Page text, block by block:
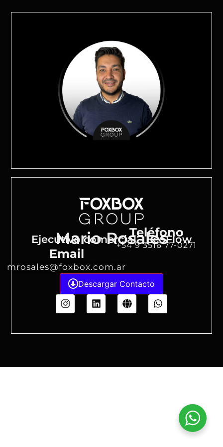
Mario Rosales
Ejecutivo comercial - EcoFlow
Email
mrosales@foxbox.com.ar
Teléfono
+54 9 3516 77-0271
Descargar Contacto